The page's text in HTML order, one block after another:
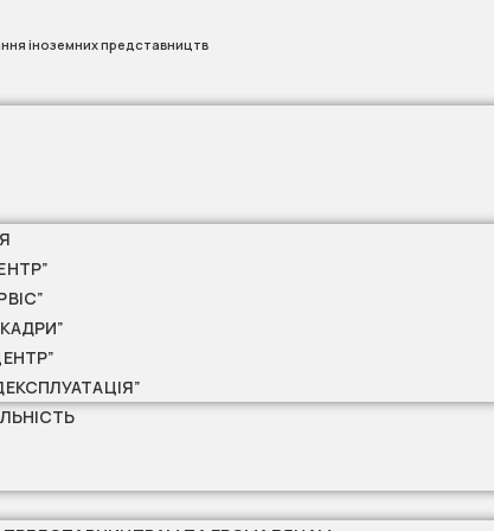
іноземних представництв